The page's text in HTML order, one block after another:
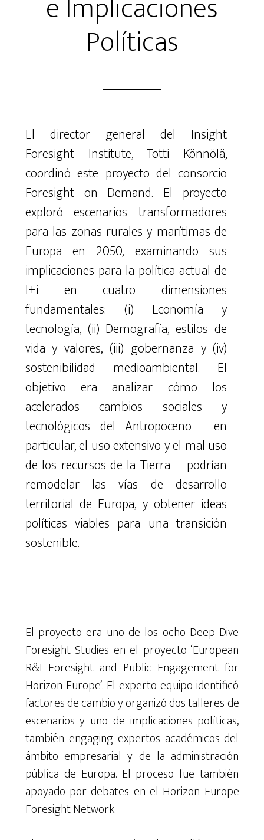
Políticas
El director general del Insight
Foresight Institute, Totti Könnölä,
coordinóeste proyecto del consorcio
Foresight on Demand. El proyecto
exploró escenarios transformadores
para las zonas rurales y marítimas de
Europa en 2050, examinando sus
implicaciones para la política actual de
I+i en cuatro dimensiones
fundamentales: (i)
Economía y
tecnología, (ii) Demografía,estilos de
vida y valores, (iii) gobernanza y (iv)
sostenibilidad medioambiental. El
objetivo era analizar cómo los
acelerados cambios sociales y
tecnológicos del Antropoceno —en
particular, el uso extensivo y el mal uso
de los recursos de la Tierra— podrían
remodelar las vías de desarrollo
territorial de Europa, y obtener ideas
políticas viables para una transición
sostenible.
El proyecto era uno de los ocho Deep Dive
Foresight Studies en el proyecto ‘European
R&I Foresight and Public Engagement for
Horizon Europe’. El experto equipo identificó
factoresdecambioyorganizódostalleres de
escenarios y uno de implicaciones políticas,
también engaging expertos académicos del
ámbito empresarial y de la administración
pública de Europa. El proceso fue también
apoyado por debates en el Horizon Europe
ForesightNetwork.